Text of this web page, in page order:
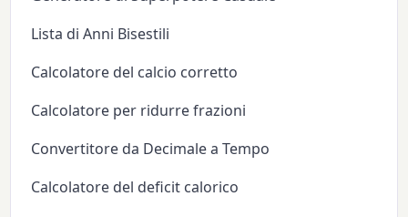
Lista di Anni Bisestili
Calcolatore del calcio corretto
Calcolatore per ridurre frazioni
Convertitore da Decimale a Tempo
Calcolatore del deficit calorico